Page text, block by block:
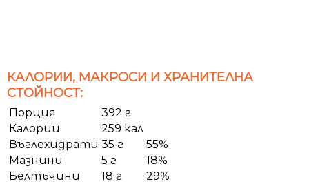
КАЛОРИИ, МАКРОСИ И ХРАНИТЕЛНА
СТОЙНОСТ:
Порция
392 г
Калории
259 кал
Въглехидрати 35 г
55%
Мазнини
5 г
18%
Белтъчини
18 г
29%